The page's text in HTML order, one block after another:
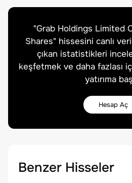
"Grab Holdings Limited
Shares" hissesini canlı
çıkan istatistikleri
keşfetmek ve daha fazlası
yatırıma
Hesap Aç
Benzer Hisseler